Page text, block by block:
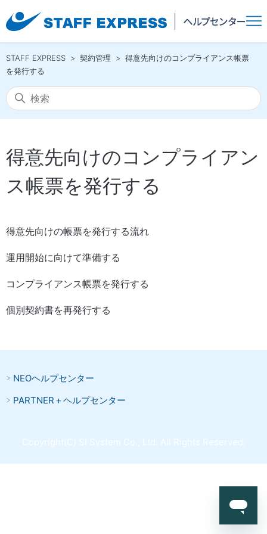
STAFF EXPRESS 契約管理
得意先向けのコンプライアンス帳票
を発行する
得意先向けのコンプライアン
ス帳票を発行する
得意先向けの帳票を発行する流れ
運用開始に向けて準備する
コンプライアンス帳票を発行する
個別契約書を再発行する
NEOヘルプセンター
PARTNER＋ヘルプセンター
Copyright(C) SI System Co., Ltd. All Rights Reserved.